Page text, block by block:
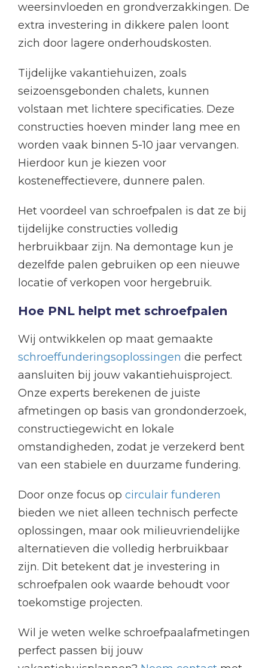
weersinvloeden en grondverzakkingen. De
extra investering in dikkere palen loont
zich door lagere onderhoudskosten.
Tijdelijke vakantiehuizen, zoals
seizoensgebonden chalets, kunnen
volstaan met lichtere specificaties. Deze
constructies hoeven minder lang mee en
worden vaak binnen 5-10 jaar vervangen.
Hierdoor kun je kiezen voor
kosteneffectievere, dunnere palen.
Het voordeel van schroefpalen is dat ze bij
tijdelijke constructies volledig
herbruikbaar zijn. Na demontage kun je
dezelfde palen gebruiken op een nieuwe
locatie of verkopen voor hergebruik.
Hoe PNL helpt met schroefpalen
Wij ontwikkelen op maat gemaakte
schroeffunderingsoplossingen die perfect
aansluiten bij jouw vakantiehuisproject.
Onze experts berekenen de juiste
afmetingen op basis van grondonderzoek,
constructiegewicht en lokale
omstandigheden, zodat je verzekerd bent
van een stabiele en duurzame fundering.
Door onze focus op circulair funderen
bieden we niet alleen technisch perfecte
oplossingen, maar ook milieuvriendelijke
alternatieven die volledig herbruikbaar
zijn. Dit betekent dat je investering in
schroefpalen ook waarde behoudt voor
toekomstige projecten.
Wil je weten welke schroefpaalafmetingen
perfect passen bij jouw